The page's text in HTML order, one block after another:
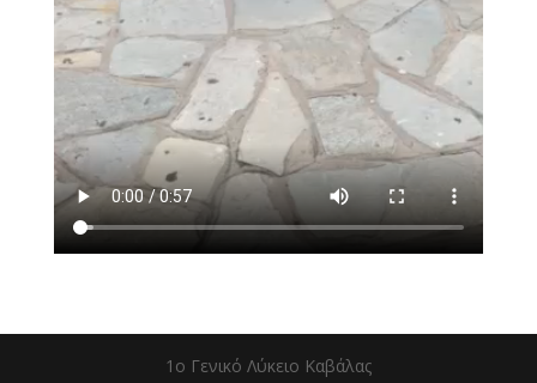
1ο Γενικό Λύκειο Καβάλας